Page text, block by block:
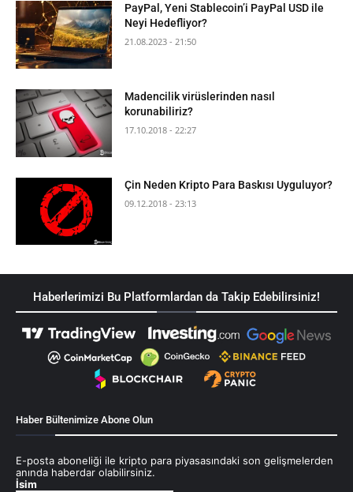
PayPal, Yeni Stablecoin’i PayPal USD ile
Neyi Hedefliyor?
21.08.2023 - 21:50
Madencilik virüslerinden nasıl
korunabiliriz?
17.10.2018 - 22:27
Çin Neden Kripto Para Baskısı Uyguluyor?
09.12.2018 - 23:13
Haberlerimizi Bu Platformlardan da Takip Edebilirsiniz!
Haber Bültenimize Abone Olun
E-posta aboneliği ile kripto para piyasasındaki son gelişmelerden
anında haberdar olabilirsiniz.
İsim